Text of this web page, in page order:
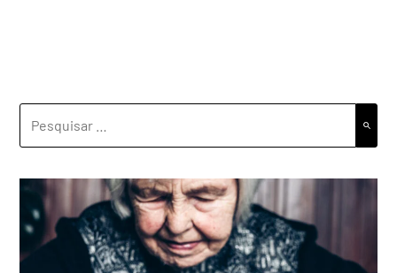
POR: